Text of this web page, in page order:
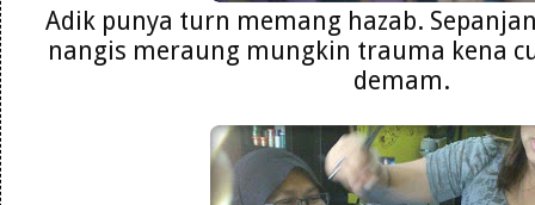
Adik punya turn memang hazab.
nangis meraung mungkin trauma kena
demam.